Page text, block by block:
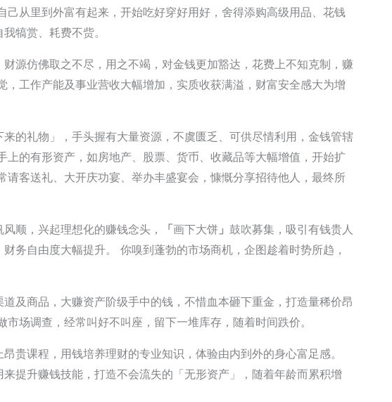
己从里到外富有起来，开始吃好穿好用好，舍得添购高级用品、花钱
犒赏、耗费不赀。
源仿佛取之不尽，用之不竭，对金钱更加豁达，花费上不知克制，赚
，工作产能及事业营收大幅增加，实质收获满溢，财富安全感大为增
的礼物」，手头握有大量资源，不虞匮乏、可供尽情利用，金钱管辖
上的有形资产，如房地产、股票、货币、收藏品等大幅增值，开始扩
请客送礼、大开庆功宴、举办丰盛宴会，慷慨分享招待他人，最终所
顺，兴起理想化的赚钱念头， 「画下大饼 」 鼓吹募集，吸引有钱贵人
务自由度大幅提升。 你嗅到蓬勃的市场商机，企图趁着时势所趋，
及商品，大赚资产阶级手中的钱，不惜血本砸下重金，打造量稀价昂
场调查，经常叫好不叫座，留下一堆库存，随着时间跌价。
贵课程，用钱培养理财的专业知识，体验由内到外的身心富足感。
提升赚钱技能，打造不会流失的「无形资产」，随着年龄而累积增